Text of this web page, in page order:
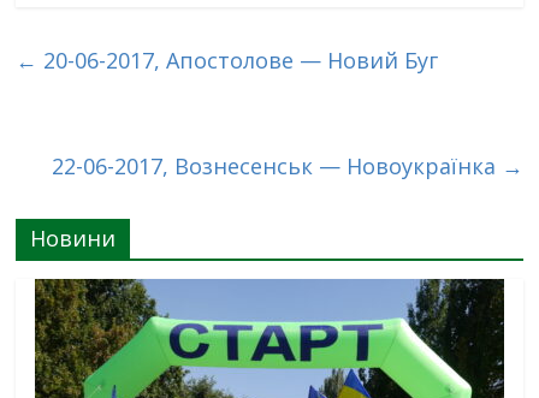
← 20-06-2017, Апостолове — Новий Буг
22-06-2017, Вознесенськ — Новоукраїнка →
Новини